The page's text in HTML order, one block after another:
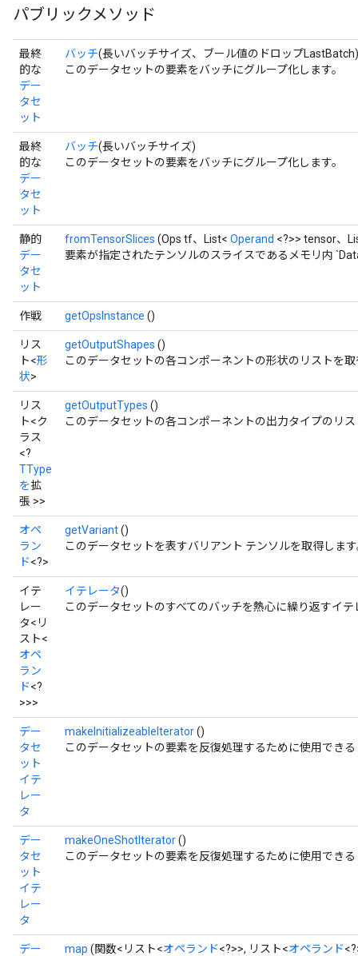
パブリックメソッド
最終
的な
デー
タセ
ット
バッチ(長いバッチサイズ、ブール値のドロップLastBatch)
このデータセットの要素をバッチにグループ化します。
最終
的な
デー
タセ
ット
バッチ(長いバッチサイズ)
このデータセットの要素をバッチにグループ化します。
静的
デー
タセ
ット
fromTensorSlices (Ops tf、List< Operand <?>> tensor、
要素が指定されたテンソルのスライスであるメモリ内
作戦 getOpsInstance ()
リス
ト<形
状>
getOutputShapes ()
このデータセットの各コンポーネントの形状のリストを
リス
ト<ク
ラス
<?
TType
を拡
張 >>
getOutputTypes ()
このデータセットの各コンポーネントの出力タイプのリ
オペ
ラン
ド<?>
getVariant()
このデータセットを表すバリアント テンソルを取得しま
イテ
レー
タ<リ
スト<
オペ
ラン
ド<?
>>>
イテレータ()
このデータセットのすべてのバッチを熱心に繰り返すイ
デー
タセ
ット
イテ
レー
タ
makeInitializeableIterator()
このデータセットの要素を反復処理するために使用でき
デー
タセ
ット
イテ
レー
タ
makeOneShotIterator()
このデータセットの要素を反復処理するために使用でき
デー
map (関数<リスト<オペランド<?>>, リスト<オペランド